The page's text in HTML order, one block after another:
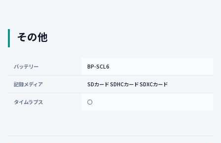
その他
バッテリー BP-SCL6
記録メディア SDカード SDHCカード SDXCカード
タイムラプス ○